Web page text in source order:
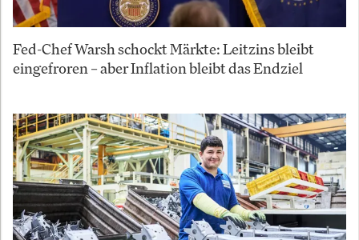
Fed-Chef Warsh schockt Märkte: Leitzins bleibt
eingefroren – aber Inflation bleibt das Endziel